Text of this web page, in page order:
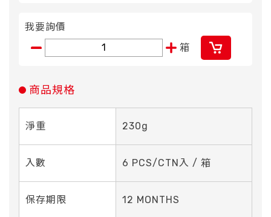
我要詢價
箱
商品規格
淨重 230g
入數 6 PCS/CTN入 / 箱
保存期限 12 MONTHS